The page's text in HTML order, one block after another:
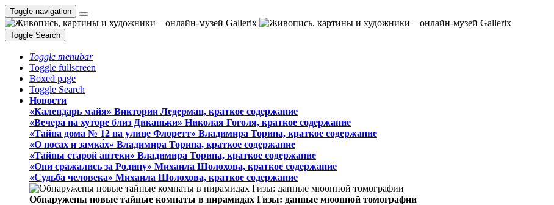
Toggle navigation
Toggle Search
Toggle menubar
Toggle fullscreen
Boxed page
Toggle Search
Новости
«Календарь майя» Виктории Ледерман, краткое содержание
«Вечера на хуторе близ Диканьки» Николая Гоголя, краткое содержание
«Тайна дома № 12 на улице Флоретт» Владимира Торина, краткое содержание
«О носах и замка́х» Владимира Торина, краткое содержание
«Тайны старой аптеки» Владимира Торина, краткое содержание
«Они сражались за Родину» Михаила Шолохова, краткое содержание
«Судьба человека» Михаила Шолохова, краткое содержание
Обнаружены новые тайные комнаты в пирамидах Гизы: данные мюонной томографии